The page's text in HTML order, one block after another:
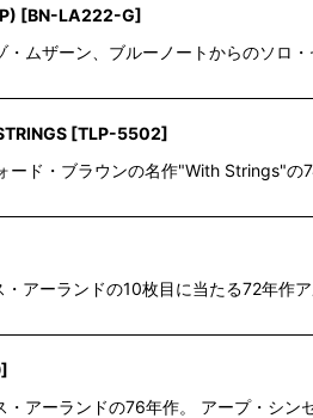
[BN-LA222-G]
ムザーン、ブルーノートからのソロ
[TLP-5502]
ード・ブラウンの名作"With Strings"
・アーランドの10枚目に当たる72年
]
・アーランドの76年作。 アープ・シ